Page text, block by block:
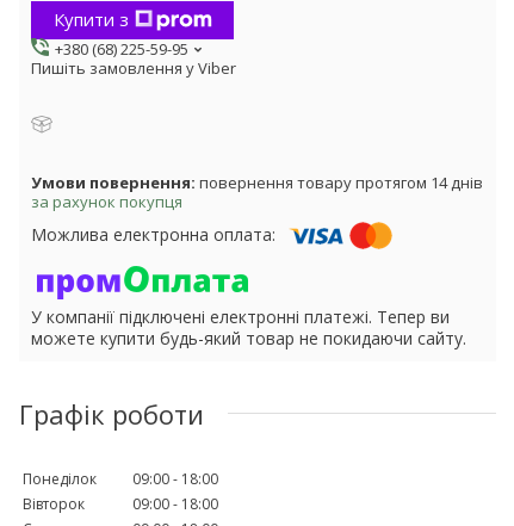
Купити з
+380 (68) 225-59-95
Пишіть замовлення у Viber
повернення товару протягом 14 днів
за рахунок покупця
У компанії підключені електронні платежі. Тепер ви
можете купити будь-який товар не покидаючи сайту.
Графік роботи
Понеділок 09:00
18:00
Вівторок
09:00
18:00